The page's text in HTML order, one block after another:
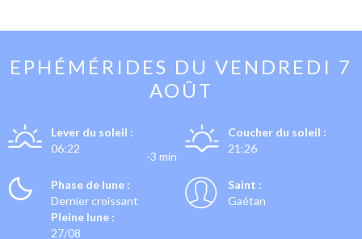
EPHÉMÉRIDES DU VENDREDI 7
AOÛT
Lever du soleil :
06:22
-3 min
Coucher du soleil :
21:26
Phase de lune :
Dernier croissant
Pleine lune :
27/08
Saint :
Gaétan